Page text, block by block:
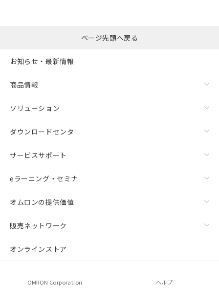
ページ先頭へ戻る
お知らせ・最新情報
商品情報
ソリューション
ダウンロードセンタ
サービスサポート
eラーニング・セミナ
オムロンの提供価値
販売ネットワーク
オンラインストア
OMRON Corporation ヘルプ